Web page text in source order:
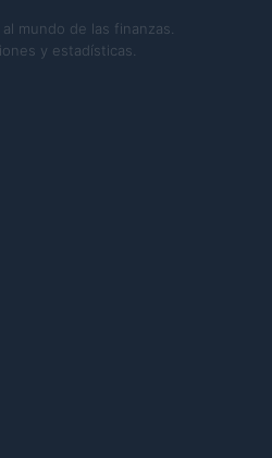
mundo de las finanzas.
y estadísticas.